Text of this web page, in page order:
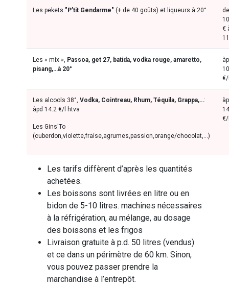
Les pekets "P’tit Gendarme" (+ de 40 goûts) et liqueurs à 20°
€
Les « mix », Passoa, get 27, batida, vodka rouge, amaretto,
pisang,…à 20°
Les alcools 38°,Vodka, Cointreau, Rhum, Téquila, Grappa,…:
àpd 14.2 €/l htva
Les Gins'To
(cuberdon,violette,fraise,agrumes,passion,orange/chocolat,...)
Les tarifs diffèrent d’après les quantités
achetées.
Les boissons sont livrées en litre ou en
bidon de 5-10 litres. machines nécessaires
à la réfrigération, au mélange, au dosage
des boissons et les frigos
Livraison gratuite à p.d. 50 litres (vendus)
et ce dans un périmètre de 60 km. Sinon,
vous pouvez passer prendre la
marchandise à l’entrepôt.